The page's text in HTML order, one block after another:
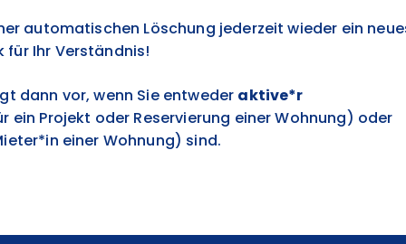
automatischen Löschung jederzeit wieder ein
für Ihr Verständnis!
dann vor, wenn Sie entweder aktive*r
ein Projekt oder Reservierung einer Wohnung) oder
einer Wohnung) sind.